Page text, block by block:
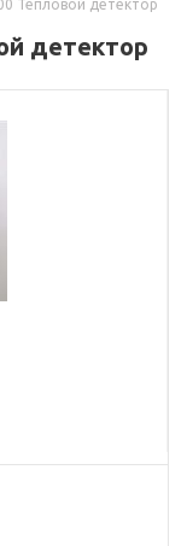
Тепловой детектор
детектор